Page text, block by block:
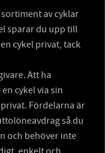
av cyklar
sparar du upp till
cykel privat, tack
Att ha
cykel via sin
Fördelarna är
så du
och behöver inte